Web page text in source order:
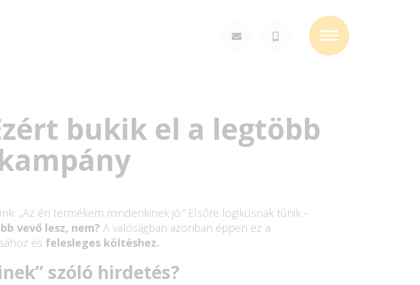
Toggle
navigation
bukik el a legtöbb
„Az én termékem mindenkinek jó.” Elsőre logikusnak tűnik –
vevő lesz, nem? A valóságban azonban éppen ez a
és felesleges költéshez.
szóló hirdetés?